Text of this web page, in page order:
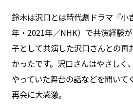
鈴木は沢口とは時代劇ドラマ『小
年・2021年／NHK）で共演経験
子として共演した沢口さんとの再
かったです。沢口さんはやさしく
やっていた舞台の話などを聞いて
再会に大感激。